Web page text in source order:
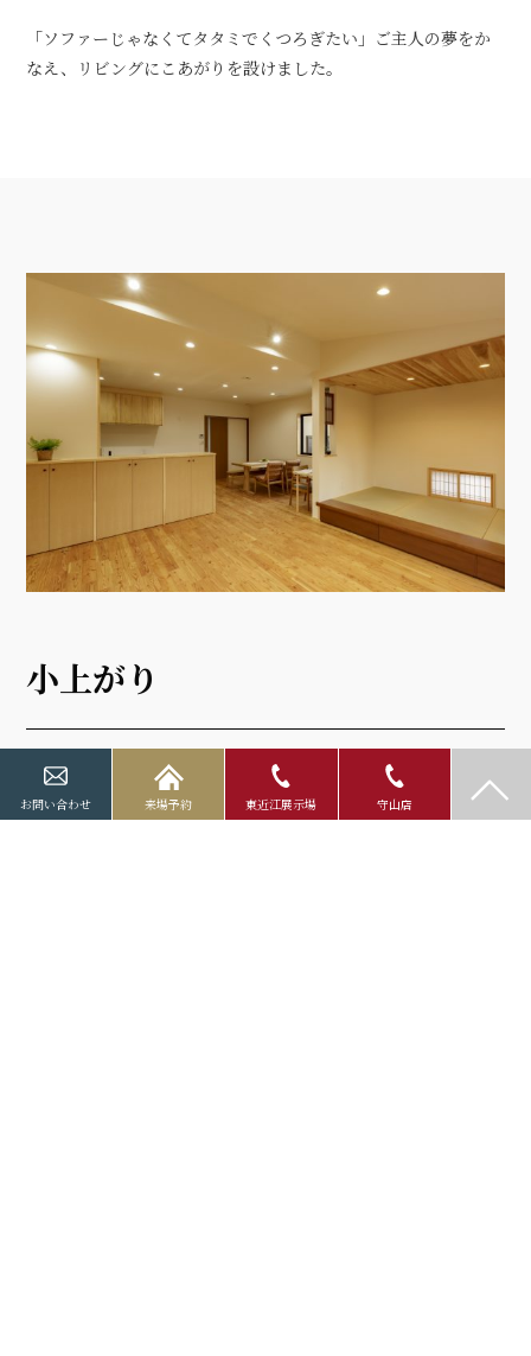
「ソファーじゃなくてタタミでくつろぎたい」ご主人の夢をか
なえ、リビングにこあがりを設けました。
小上がり
こあがりは、少し天井の高いリビングとは対照的に天井を低く
抑え、杉板を貼っています。
お問い合わせ 来場予約 東近江展示場 守山店